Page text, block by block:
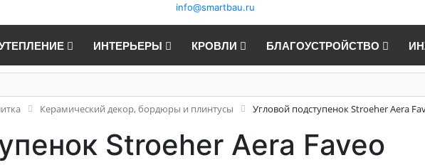
info@smartbau.ru
ИНТЕРЬЕРЫ КРОВЛИ БЛАГОУСТРОЙСТВО
Керамический декор, бордюры и плинтусы Угловой подступенок Stroeher Aera
Stroeher Aera Faveo